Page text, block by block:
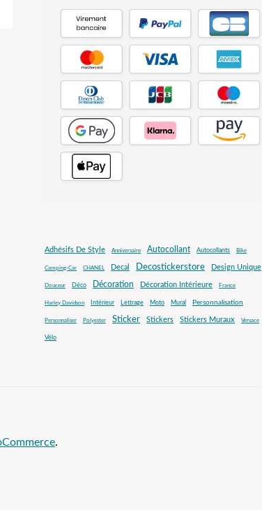
Adhésifs De Style Anniversaire Autocollant Autocollants Bike
Camping-Car CHANEL Decal Decostickerstore Design Unique
Douceur Déco Décoration Décoration Intérieure France
Harley Davidson Intérieur Lettrage Moto Mural Personnalisation
Personnaliser Polyester Sticker Stickers Stickers Muraux Versace
Vélo
.